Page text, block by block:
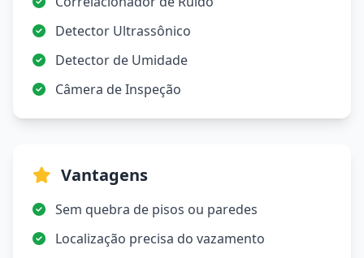
Detector Ultrassônico
Detector de Umidade
Câmera de Inspeção
Vantagens
Sem quebra de pisos ou paredes
Localização precisa do vazamento